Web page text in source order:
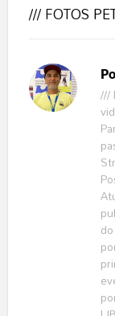
/// FOTOS
///